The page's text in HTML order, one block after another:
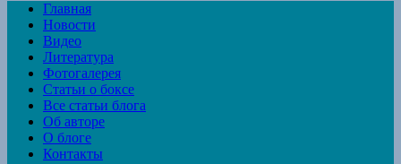
Главная
Новости
Видео
Литература
Фотогалерея
Статьи о боксе
Все статьи блога
Об авторе
О блоге
Контакты